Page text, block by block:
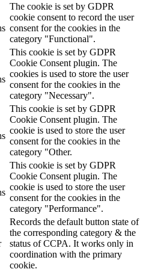
The cookie is set by GDPR
cookie consent to record the user
consent for the cookies in the
category "Functional".
This cookie is set by GDPR
Cookie Consent plugin. The
cookies is used to store the user
consent for the cookies in the
category "Necessary".
This cookie is set by GDPR
Cookie Consent plugin. The
cookie is used to store the user
consent for the cookies in the
category "Other.
This cookie is set by GDPR
Cookie Consent plugin. The
cookie is used to store the user
consent for the cookies in the
category "Performance".
Records the default button state of
the corresponding category & the
status of CCPA. It works only in
coordination with the primary
cookie.